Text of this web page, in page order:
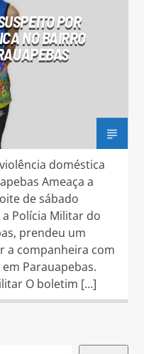
POR
NO BAIRRO
doméstica
Ameaça a
de sábado
Polícia Militar do
prendeu um
a companheira com
Parauapebas.
O boletim […]